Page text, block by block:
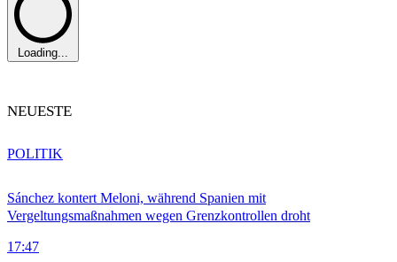
Loading...
NEUESTE
Sánchez kontert Meloni, während Spanien mit
Vergeltungsmaßnahmen wegen Grenzkontrollen droht
17:47
POLITIK